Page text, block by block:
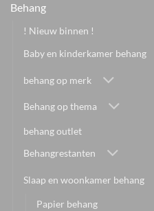
Behang
! Nieuw binnen !
Baby en kinderkamer behang
behang op merk
Behang op thema
behang outlet
Behangrestanten
Slaap en woonkamer behang
Papier behang